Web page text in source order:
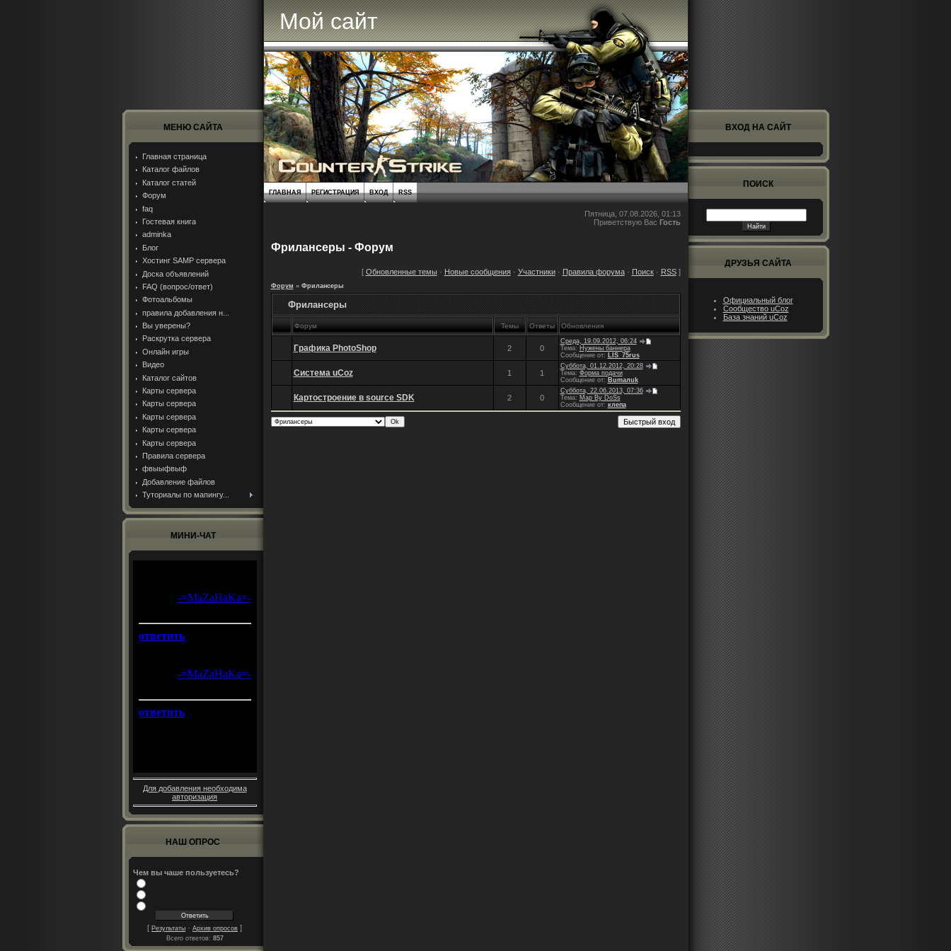
МЕНЮ САЙТА
Главная страница
Каталог файлов
Каталог статей
Форум
faq
Гостевая книга
adminka
Блог
Хостинг SAMP сервера
Доска объявлений
FAQ (вопрос/ответ)
Фотоальбомы
правила добавления н...
Вы уверены?
Раскрутка сервера
Онлайн игры
Видео
Каталог сайтов
Карты сервера
Карты сервера
Карты сервера
Карты сервера
Карты сервера
Правила сервера
фвыыфвыф
Добавление файлов
Туториалы по мапингу...
МИНИ-ЧАТ
Для добавления необходима
авторизация
НАШ ОПРОС
Чем вы чаше пользуетесь?
[ Результаты · Архив опросов ]
Всего ответов: 857
Мой сайт
ГЛАВНАЯ РЕГИСТРАЦИЯ ВХОД RSS
Пятница, 07.08.2026, 01:13
Приветствую Вас Гость
Фрилансеры - Форум
[ Обновленные темы · Новые сообщения· Участники· Правила форума· Поиск· RSS]
Форум » Фрилансеры
Фрилансеры
Форум Темы Ответы Обновления
Графика PhotoShop 2 0
Среда, 19.09.2012, 06:24
Тема: Нужены баннера
Сообщение от: LIS_75rus
Система uCoz 1 1
Суббота, 01.12.2012, 20:28
Тема: Форма подачи
Сообщение от: Bumaлuk
Картостроение в source SDK 2 0
Суббота, 22.06.2013, 07:36
Тема: Map By DoSs
Сообщение от: клепа
ВХОД НА САЙТ
ПОИСК
ДРУЗЬЯ САЙТА
Официальный блог
Сообщество uCoz
База знаний uCoz